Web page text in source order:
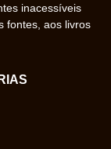
inacessíveis
fontes, aos livros